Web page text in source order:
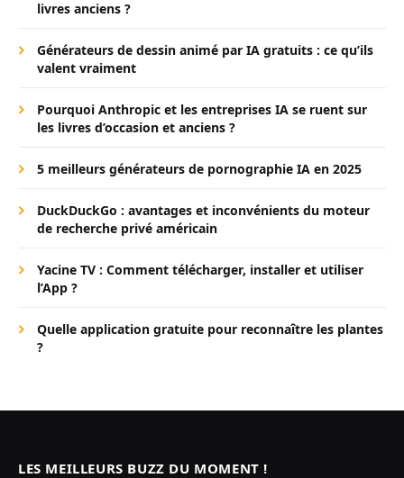
livres anciens ?
Générateurs de dessin animé par IA gratuits : ce qu’ils
valent vraiment
Pourquoi Anthropic et les entreprises IA se ruent sur
les livres d’occasion et anciens ?
5 meilleurs générateurs de pornographie IA en 2025
DuckDuckGo : avantages et inconvénients du moteur
de recherche privé américain
Yacine TV : Comment télécharger, installer et utiliser
l’App ?
Quelle application gratuite pour reconnaître les plantes
?
LES MEILLEURS BUZZ DU MOMENT !